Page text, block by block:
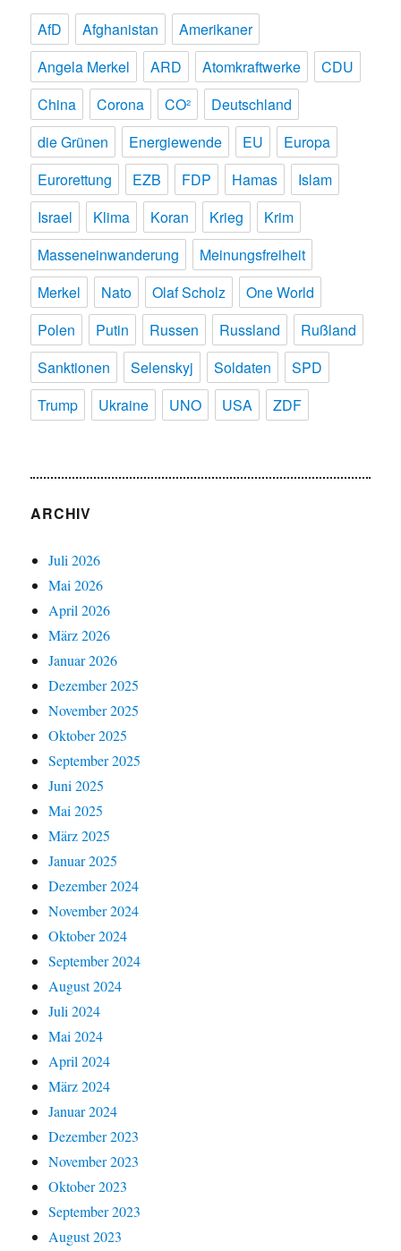
AfD Afghanistan
Amerikaner
Angela Merkel
ARD Atomkraftwerke
CDU
China
Corona CO²
Deutschland
die Grünen
Energiewende EU
Europa
Eurorettung
EZB FDP Hamas
Islam
Israel
Klima Koran Krieg
Krim
Masseneinwanderung
Meinungsfreiheit
Merkel
Nato Olaf Scholz
One World
Polen
Putin Russen Russland
Rußland
Sanktionen
Selenskyj Soldaten
SPD
Trump
Ukraine UNO USA ZDF
ARCHIV
Juli 2026
Mai 2026
April 2026
März 2026
Januar 2026
Dezember 2025
November 2025
Oktober 2025
September 2025
Juni 2025
Mai 2025
März 2025
Januar 2025
Dezember 2024
November 2024
Oktober 2024
September 2024
August 2024
Juli 2024
Mai 2024
April 2024
März 2024
Januar 2024
Dezember 2023
November 2023
Oktober 2023
September 2023
August 2023